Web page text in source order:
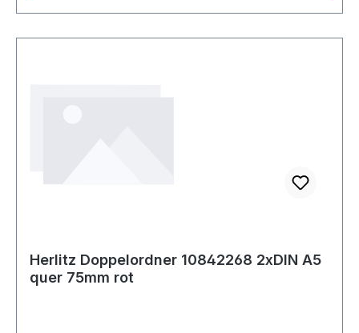
Herlitz Doppelordner 10842268 2xDIN A5
quer 75mm rot